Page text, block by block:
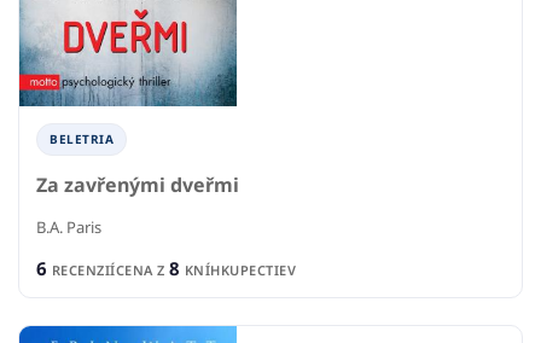
BELETRIA
Za zavřenými dveřmi
B.A. Paris
6 RECENZIÍCENA Z 8 KNÍHKUPECTIEV